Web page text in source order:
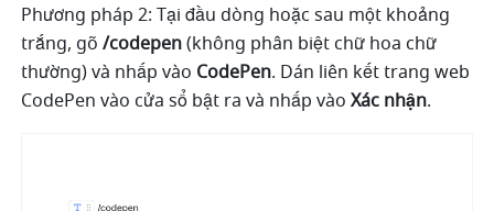
Phương pháp 2: Tại đầu dòng hoặc sau một khoảng
trắng, gõ /codepen (không phân biệt chữ hoa chữ
thường) và nhấp vào CodePen. Dán liên kết trang web
CodePen vào cửa sổ bật ra và nhấp vào Xác nhận.